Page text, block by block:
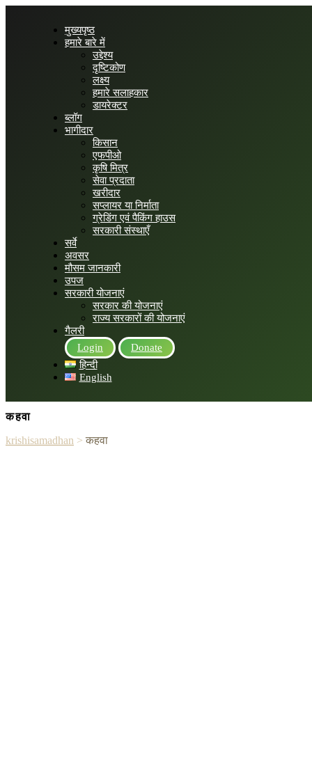
मुख्यपृष्ठ
हमारे बारे में
उद्देश्य
दृष्टिकोण
लक्ष्य
हमारे सलाहकार
डायरेक्टर
ब्लॉग
भागीदार
किसान
एफपीओ
कृषि मित्र
सेवा प्रदाता
खरीदार
सप्लायर या निर्माता
ग्रेडिंग एवं पैकिंग हाउस
सरकारी संस्थाएँ
सर्वे
अवसर
मौसम जानकारी
उपज
सरकारी योजनाएं
सरकार की योजनाएं
राज्य सरकारों की योजनाएं
गैलरी
Login
Donate
हिन्दी
English
कहवा
krishisamadhan > कहवा